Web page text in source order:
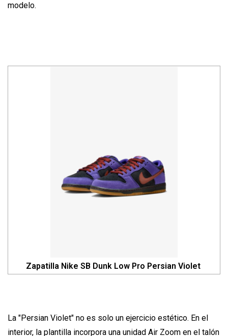
modelo.
Zapatilla Nike SB Dunk Low Pro Persian Violet
La "Persian Violet" no es solo un ejercicio estético. En el
interior, la plantilla incorpora una unidad Air Zoom en el talón